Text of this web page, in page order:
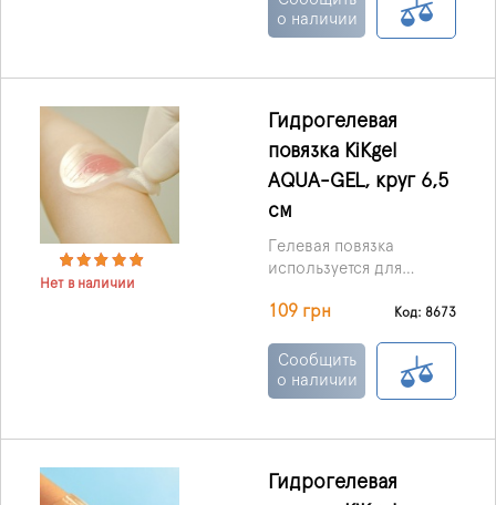
позволяют проникать
кислороду и
о наличии
Нет в наличии
Гидрогелевая
повязка KiKgеl
AQUA-GEL, круг 6,5
см
Гелевая повязка
используется для
ожоговых ран,
которые плохо
заживают.
109 грн Код: 8673
Сообщить
о наличии
Гидрогелевая